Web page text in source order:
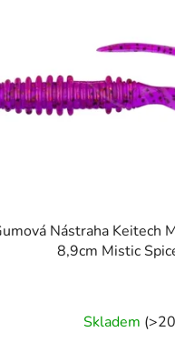
Nástraha Keitech
8,9cm Mistic
Skladem